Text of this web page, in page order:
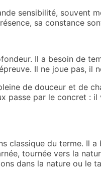
sensibilité, souvent
sa constance
Il a besoin de
Il ne joue pas, il
de douceur et de
passe par le concret :
classique du terme.
tournée vers la
dans la nature ou le